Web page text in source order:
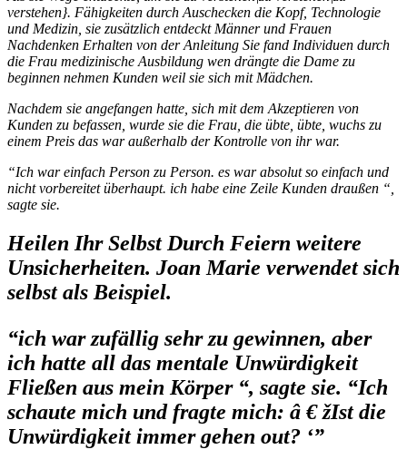
verstehen}. Fähigkeiten durch Auschecken die Kopf, Technologie
und Medizin, sie zusätzlich entdeckt Männer und Frauen
Nachdenken Erhalten von der Anleitung Sie fand Individuen durch
die Frau medizinische Ausbildung wen drängte die Dame zu
beginnen nehmen Kunden weil sie sich mit Mädchen.
Nachdem sie angefangen hatte, sich mit dem Akzeptieren von
Kunden zu befassen, wurde sie die Frau, die übte, übte, wuchs zu
einem Preis das war außerhalb der Kontrolle von ihr war.
“Ich war einfach Person zu Person. es war absolut so einfach und
nicht vorbereitet überhaupt. ich habe eine Zeile Kunden draußen “,
sagte sie.
Heilen Ihr Selbst Durch Feiern weitere
Unsicherheiten. Joan Marie verwendet sich
selbst als Beispiel.
“ich war zufällig sehr zu gewinnen, aber
ich hatte all das mentale Unwürdigkeit
Fließen aus mein Körper “, sagte sie. “Ich
schaute mich und fragte mich: â € žIst die
Unwürdigkeit immer gehen out? ‘”